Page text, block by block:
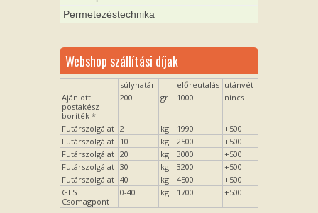
Permetezéstechnika
Webshop szállítási díjak
súlyhatár előreutalás utánvét
Ajánlott
postakész
boríték *
200 gr 1000 nincs
Futárszolgálat 2 kg 1990
+500
Futárszolgálat 10 kg 2500
+500
Futárszolgálat 20 kg 3000
+500
Futárszolgálat 30 kg 3200
+500
Futárszolgálat 40 kg 4500
+500
GLS
Csomagpont
0-40 kg 1700 +500